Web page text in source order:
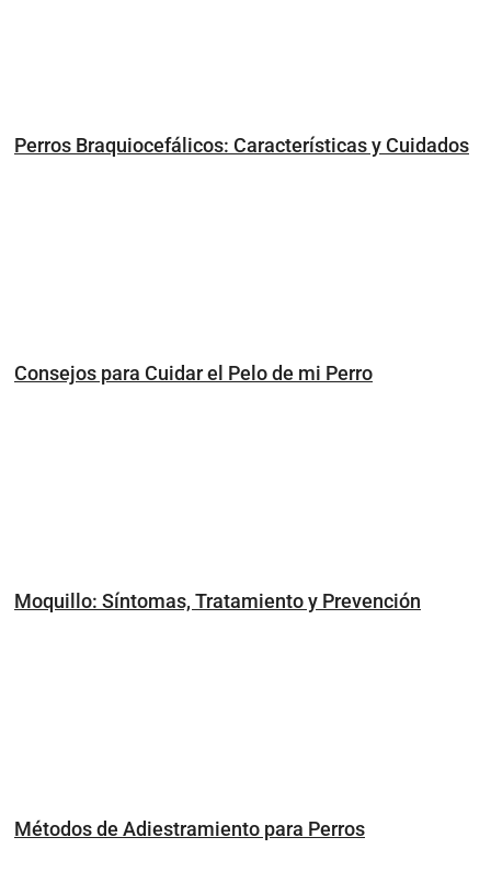
Perros Braquiocefálicos: Características y Cuidados
Consejos para Cuidar el Pelo de mi Perro
Moquillo: Síntomas, Tratamiento y Prevención
Métodos de Adiestramiento para Perros